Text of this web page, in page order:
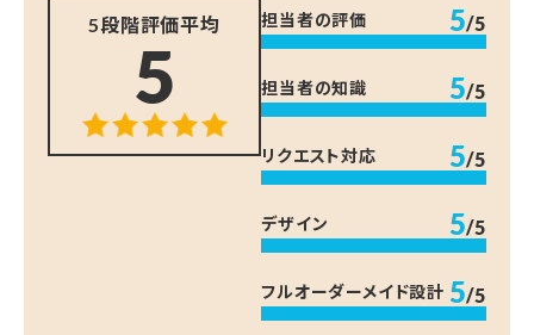
5段階評価平均
5
担当者の評価 5/5
担当者の知識 5/5
リクエスト対応 5/5
デザイン 5/5
フルオーダーメイド設計 5/5